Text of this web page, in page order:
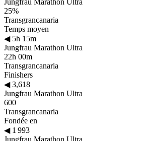
25%
Transgrancanaria
Temps moyen
◀5h 15m
Jungfrau Marathon Ultra
22h 00m
Transgrancanaria
Finishers
◀3,618
Jungfrau Marathon Ultra
600
Transgrancanaria
Fondée en
◀1 993
Jungfrau Marathon Ultra